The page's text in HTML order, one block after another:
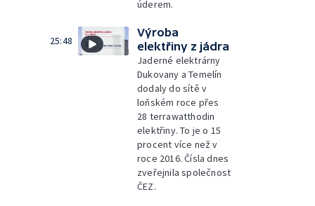
úderem.
25:48
Výroba
elektřiny z jádra
Jaderné elektrárny
Dukovany a Temelín
dodaly do sítě v
loňském roce přes
28 terrawatthodin
elektřiny. To je o 15
procent více než v
roce 2016. Čísla dnes
zveřejnila společnost
ČEZ.